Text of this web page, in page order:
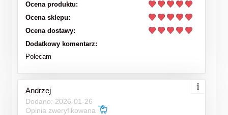
Ocena produktu:
Ocena sklepu:
Ocena dostawy:
Dodatkowy komentarz:
Polecam
Andrzej
Dodano: 2026-01-26
Opinia zweryfikowana